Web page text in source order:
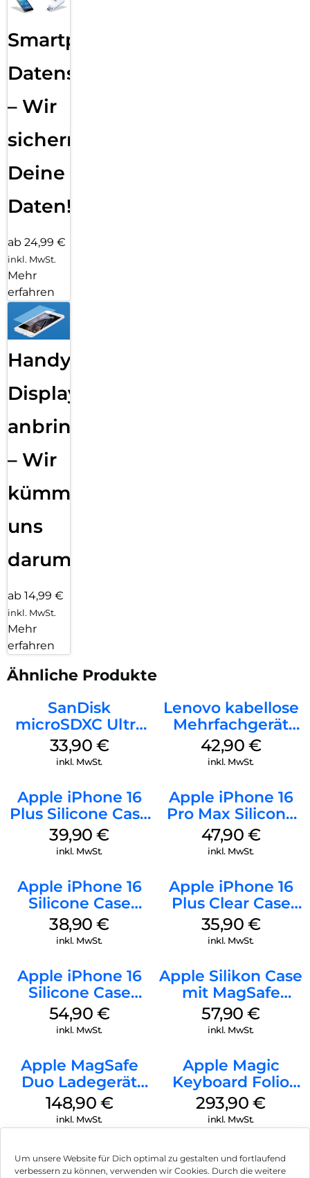
Um unsere Website für Dich optimal zu gestalten und fortlaufend
verbessern zu können, verwenden wir Cookies. Durch die weitere
Smartphone
Datensicherung
– Wir
sichern
Deine
Daten!
ab 24,99 €
inkl. MwSt.
Mehr
erfahren
Handy
Displayfolie
anbringen
– Wir
kümmern
uns
darum!
ab 14,99 €
inkl. MwSt.
Mehr
erfahren
Ähnliche Produkte
SanDisk
microSDXC Ultra
128 GB + Adapter
Mobile
33,90 €
inkl. MwSt.
Lenovo kabellose
Mehrfachgerät
Luna Grey
42,90 €
inkl. MwSt.
Apple iPhone 16
Plus Silicone Case
MagSafe Plum
39,90€
inkl. MwSt.
Apple iPhone 16
Pro Max Silicone
Case MagSafe
Black
47,90 €
inkl. MwSt.
Apple iPhone 16
Silicone Case
MagSafe
Ultramarine
38,90€
inkl. MwSt.
Apple iPhone 16
Plus Clear Case
MagSafe
Transparent
35,90 €
inkl. MwSt.
Apple iPhone 16
Silicone Case
MagSafe Black
54,90 €
inkl. MwSt.
Apple Silikon Case
mit MagSafe
iPhone 14 Pro
(PRODUCT)RED
57,90€
inkl. MwSt.
Apple MagSafe
Duo Ladegerät
Weiß
148,90 €
inkl. MwSt.
Apple Magic
Keyboard Folio
iPad 10.9″ (10.Gen.)
Weiß
293,90€
inkl. MwSt.